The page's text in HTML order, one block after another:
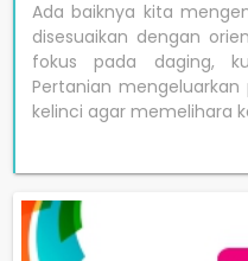
Ada baiknya kita
disesuaikan dengan
fokus pada daging,
Pertanian
kelinci agar memelihara